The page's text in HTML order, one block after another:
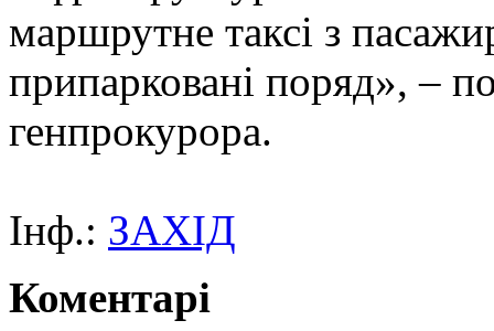
маршрутне таксі з
припарковані поряд», –
генпрокурора.
Інф.: ЗАХІД
Коментарі